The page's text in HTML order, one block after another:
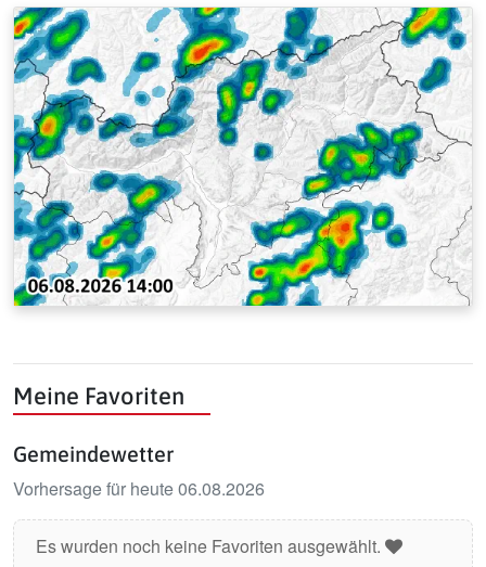
Meine Favoriten
Gemeindewetter
Vorhersage für heute 06.08.2026
Es wurden noch keine Favoriten ausgewählt.